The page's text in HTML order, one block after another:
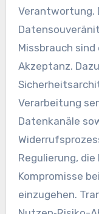
Verantwortung.
Missbrauch
Akzeptanz.
Verarbeitung
Datenkanäle
Regulierung,
Kompromisse
einzugehen.